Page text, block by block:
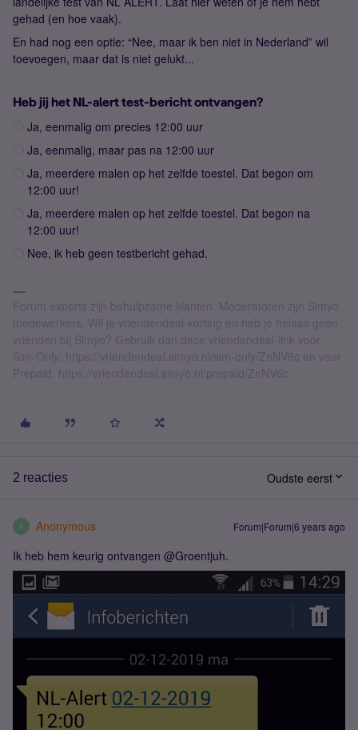
gehad (en hoe vaak).
En had nog een optie: “Nee, maar ik ben niet in Nederland” wil
toevoegen, maar dat is niet gelukt...
Heb jij het NL-alert test-bericht ontvangen?
Ja, eenmalig om precies 12:00 uur
Ja, eenmalig, maar pas na 12:00 uur
Ja, meerdere malen op het zelfde toestel. Dat begon om
12:00 uur!
Ja, meerdere malen op het zelfde toestel. Dat begon na
12:00 uur!
Nee, ik heb geen testbericht gehad.
Forum experts zijn behulpzame klanten. Moderatoren zijn Simyo
medewerkers. Wil je vriendendeal-korting en heb je helaas geen
vrienden bij Simyo? Gebruik dan deze vriendendeal-link voor
Sim-Only: https://vriendendeal.simyo.nl/sim-only/ZnNV6c en voor
Prepaid: https://vriendendeal.simyo.nl/prepaid/ZnNV6c.
2 reacties Oudste eerst
A Anonymous Forum|Forum|6 years ago
Ik heb hem keurig ontvangen @Groentjuh.